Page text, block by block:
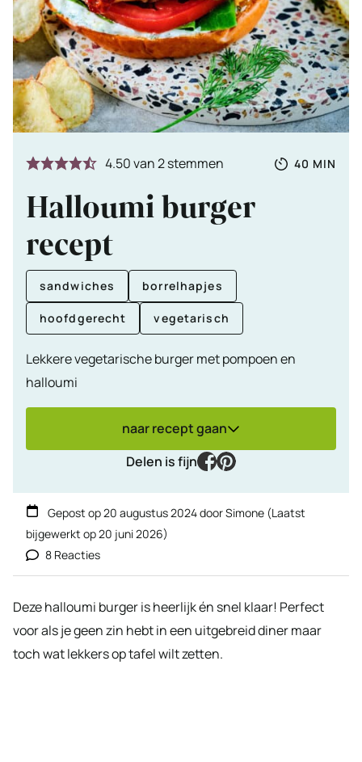
4.50van2stemmen
Totale
40 MIN
Halloumi burger
recept
sandwiches borrelhapjes
hoofdgerecht vegetarisch
Lekkere vegetarische burger met pompoen en
halloumi
naar recept gaan
Delen is fijn
facebook
pinterest
Gepost op20 augustus 2024doorSimone (Laatst
bijgewerkt op20 juni 2026)
8 Reacties
Deze halloumi burger is heerlijk én snel klaar! Perfect
voor als je geen zin hebt in een uitgebreid diner maar
toch wat lekkers op tafel wilt zetten.